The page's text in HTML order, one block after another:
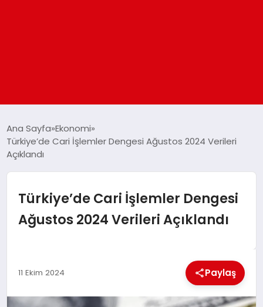
GÜNDEM
DÜNYA
EĞITIM
MAGAZIN
Ana Sayfa Ekonomi
Türkiye’de Cari İşlemler Dengesi Ağustos 2024 Verileri
Açıklandı
Türkiye’de Cari İşlemler Dengesi
Ağustos 2024 Verileri Açıklandı
11 Ekim 2024 Paylaş